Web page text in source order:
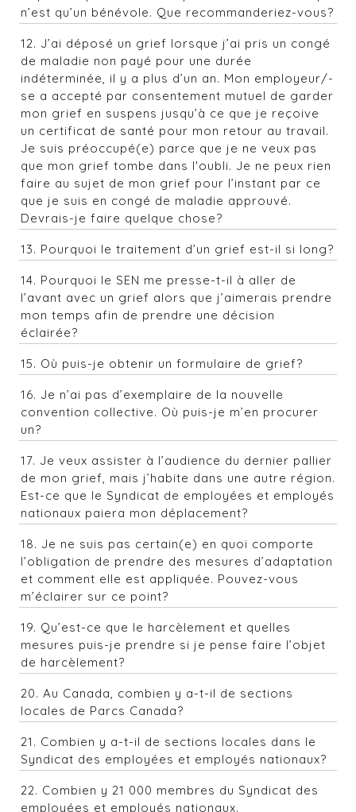
n’est qu’un bénévole. Que recommanderiez-vous?
12. J’ai déposé un grief lorsque j’ai pris un congé
de maladie non payé pour une durée
indéterminée, il y a plus d’un an. Mon employeur/-
se a accepté par consentement mutuel de garder
mon grief en suspens jusqu’à ce que je reçoive
un certificat de santé pour mon retour au travail.
Je suis préoccupé(e) parce que je ne veux pas
que mon grief tombe dans l'oubli. Je ne peux rien
faire au sujet de mon grief pour l’instant par ce
que je suis en congé de maladie approuvé.
Devrais-je faire quelque chose?
13. Pourquoi le traitement d’un grief est-il si long?
14. Pourquoi le SEN me presse-t-il à aller de
l’avant avec un grief alors que j’aimerais prendre
mon temps afin de prendre une décision
éclairée?
15. Où puis-je obtenir un formulaire de grief?
16. Je n’ai pas d’exemplaire de la nouvelle
convention collective. Où puis-je m’en procurer
un?
17. Je veux assister à l’audience du dernier pallier
de mon grief, mais j’habite dans une autre région.
Est-ce que le Syndicat de employées et employés
nationaux paiera mon déplacement?
18. Je ne suis pas certain(e) en quoi comporte
l’obligation de prendre des mesures d’adaptation
et comment elle est appliquée. Pouvez-vous
m’éclairer sur ce point?
19. Qu’est-ce que le harcèlement et quelles
mesures puis-je prendre si je pense faire l’objet
de harcèlement?
20. Au Canada, combien y a-t-il de sections
locales de Parcs Canada?
21. Combien y a-t-il de sections locales dans le
Syndicat des employées et employés nationaux?
22. Combien y 21 000 membres du Syndicat des
employées et employés nationaux.